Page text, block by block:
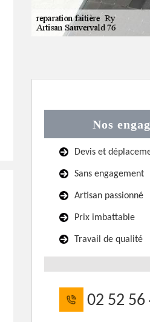
Nos
Devis et
Sans engagement
Artisan passionné
Prix imbattable
Travail de qualité
02 52 56